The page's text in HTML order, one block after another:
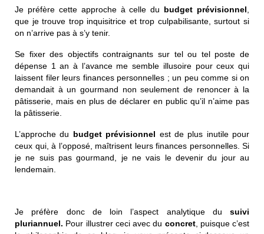
Je préfère cette approche à celle du budget prévisionnel,
que je trouve trop inquisitrice et trop culpabilisante, surtout si
on n’arrive pas à s’y tenir.
Se fixer des objectifs contraignants sur tel ou tel poste de
dépense 1 an à l’avance me semble illusoire pour ceux qui
laissent filer leurs finances personnelles ; un peu comme si on
demandait à un gourmand non seulement de renoncer à la
pâtisserie, mais en plus de déclarer en public qu’il n’aime pas
la pâtisserie.
L’approche du budget prévisionnel est de plus inutile pour
ceux qui, à l’opposé, maîtrisent leurs finances personnelles. Si
je ne suis pas gourmand, je ne vais le devenir du jour au
lendemain.
Je préfère donc de loin l’aspect analytique du suivi
pluriannuel. Pour illustrer ceci avec du concret, puisque c’est